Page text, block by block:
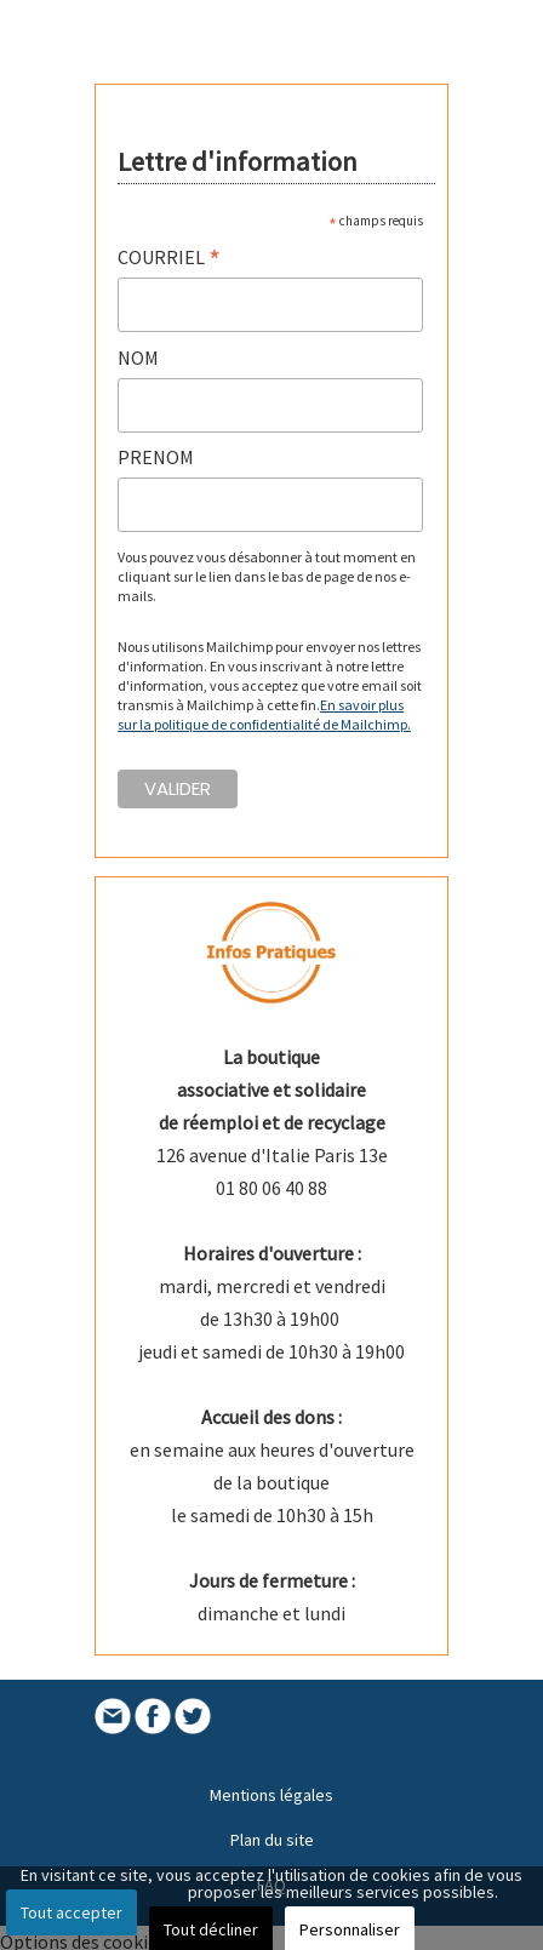
Lettre d'information
* champs requis
COURRIEL *
NOM
PRENOM
Vous pouvez vous désabonner à tout moment en
cliquant sur le lien dans le bas de page de nos e-
mails.
Nous utilisons Mailchimp pour envoyer nos lettres
d'information. En vous inscrivant à notre lettre
d'information, vous acceptez que votre email soit
transmis à Mailchimp à cette fin.En savoir plus
sur la politique de confidentialité de Mailchimp.
La boutique
associative et solidaire
de réemploi et de recyclage
126 avenue d'Italie Paris 13e
01 80 06 40 88
Horaires d'ouverture :
mardi, mercredi et vendredi
de 13h30 à 19h00
jeudi et samedi de 10h30 à 19h00
Accueil des dons :
en semaine aux heures d'ouverture
de la boutique
le samedi de 10h30 à 15h
Jours de fermeture :
dimanche et lundi
Mentions légales
Plan du site
FAQ
En visitant ce site, vous acceptez l'utilisation de cookies afin de vous
proposer les meilleurs services possibles.
Tout accepter
Tout décliner Personnaliser
Options des cookies